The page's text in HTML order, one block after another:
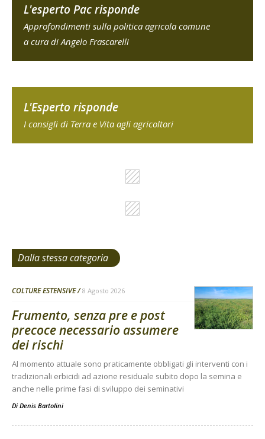
L'esperto Pac risponde
Approfondimenti sulla politica agricola comune
a cura di Angelo Frascarelli
L'Esperto risponde
I consigli di Terra e Vita agli agricoltori
Dalla stessa categoria
COLTURE ESTENSIVE 8 Agosto 2026
Frumento, senza pre e post
precoce necessario assumere
dei rischi
Al momento attuale sono praticamente obbligati gli interventi con i
tradizionali erbicidi ad azione residuale subito dopo la semina e
anche nelle prime fasi di sviluppo dei seminativi
Di Denis Bartolini